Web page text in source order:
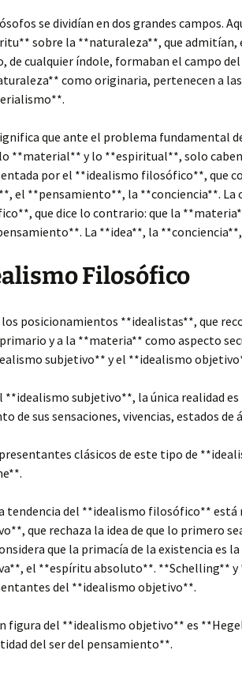
se dividían en dos grandes campos.
sobre la **naturaleza**, que admitían,
de cualquier índole, formaban el campo
como originaria, pertenecen a las
que ante el problema fundamental
**material** y lo **espiritual**, solo caben
por el **idealismo filosófico**, que
el **pensamiento**, la **conciencia**.
que dice lo contrario: que la
La **idea**, la
Filosófico
los posicionamientos **idealistas**, que
y a la **materia** como aspecto
subjetivo** y el **idealismo
**idealismo subjetivo**, la única realidad
de sus sensaciones, vivencias, estados de
clásicos de este tipo de
tendencia del **idealismo filosófico**
que rechaza la idea de que lo primero
que la primacía de la existencia es
el **espíritu absoluto**. **Schelling** y
del **idealismo objetivo**.
figura del **idealismo objetivo** es
del ser del pensamiento**.